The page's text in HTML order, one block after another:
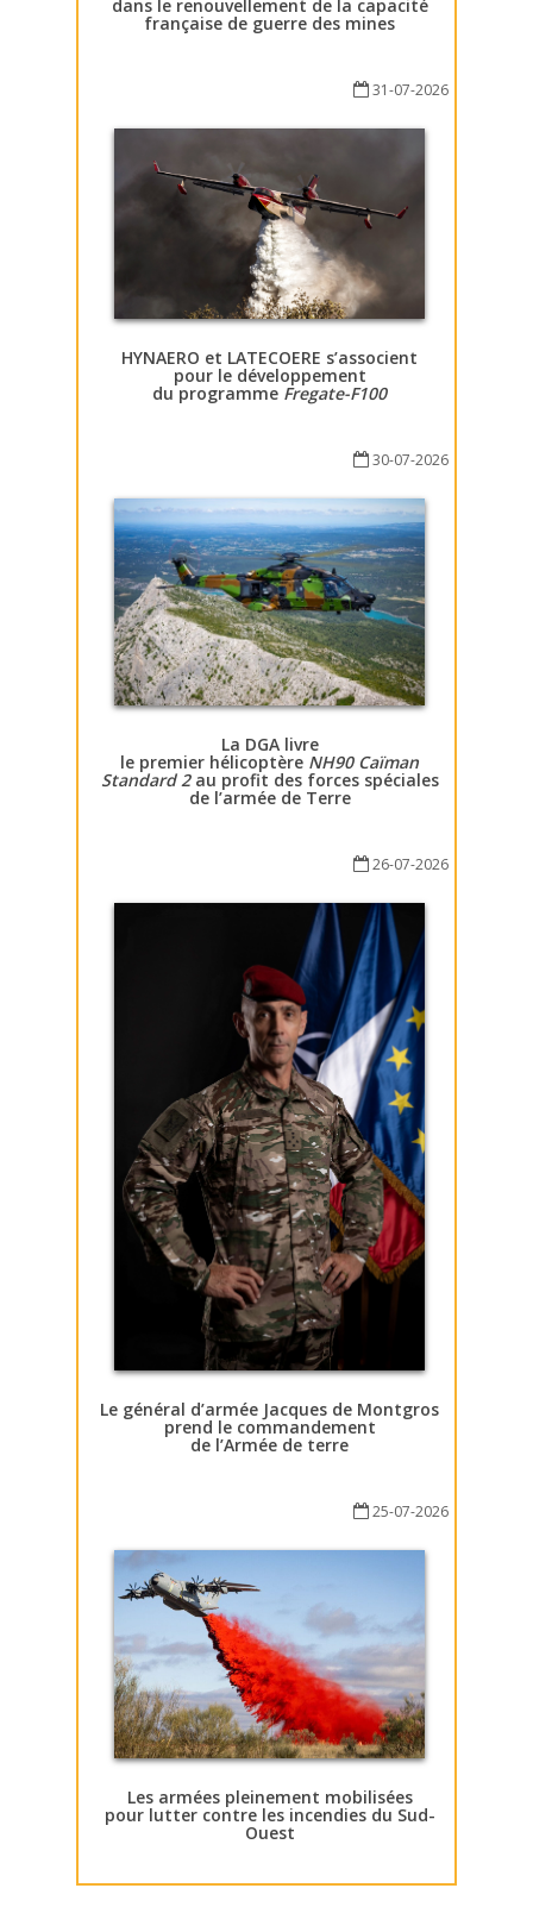
dans le renouvellement de la capacité
française de guerre des mines
31-07-2026
HYNAERO et LATECOERE s’associent
pour le développement
du programme Fregate-F100
30-07-2026
La DGA livre
le premier hélicoptère NH90 Caïman
Standard 2au profit des forces spéciales
de l’armée de Terre
26-07-2026
Le général d’armée Jacques de Montgros
prend le commandement
de l’Armée de terre
25-07-2026
Les armées pleinement mobilisées
pour lutter contre les incendies du Sud-
Ouest